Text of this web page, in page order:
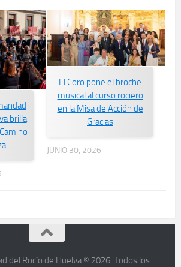
brilla
El Coro pone el broche
musical al curso rociero
en la Misa de Acción de
Gracias
JUNIO 30, 2026
del Rocío de Huelva © 2026. Todos los